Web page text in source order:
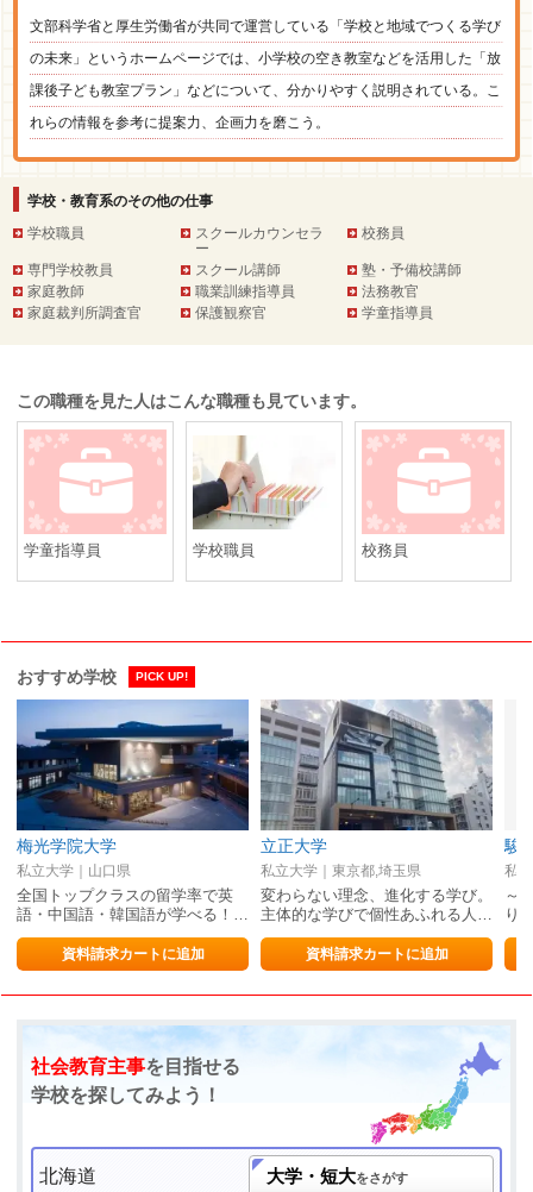
文部科学省と厚生労働省が共同で運営している「学校と地域でつくる学び
の未来」というホームページでは、小学校の空き教室などを活用した「放
課後子ども教室プラン」などについて、分かりやすく説明されている。こ
れらの情報を参考に提案力、企画力を磨こう。
学校・教育系のその他の仕事
学校職員
スクールカウンセラ
ー
校務員
専門学校教員 スクール講師
塾・予備校講師
家庭教師
職業訓練指導員
法務教官
家庭裁判所調査官
保護観察官 学童指導員
この職種を見た人はこんな職種も見ています。
学童指導員 学校職員 校務員
おすすめ学校 PICK UP!
梅光学院大学
私立大学｜山口県
全国トップクラスの留学率で英
語・中国語・韓国語が学べる！…
資料請求カートに追加
立正大学
私立大学｜東京都,埼玉県
変わらない理念、進化する学び。
主体的な学びで個性あふれる人…
資料請求カートに追加
駿
私
～
り
社会教育主事を目指せる
学校を探してみよう！
北海道 大学・短大をさがす